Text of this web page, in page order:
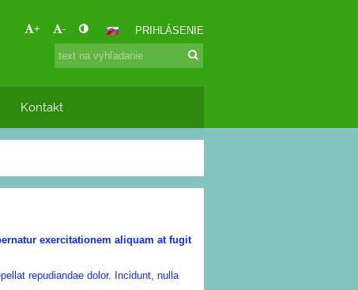
+ - PRIHLÁSENIE
Kontakt
exercitationem aliquam at fugit
repudiandae dolor. Incidunt, nulla